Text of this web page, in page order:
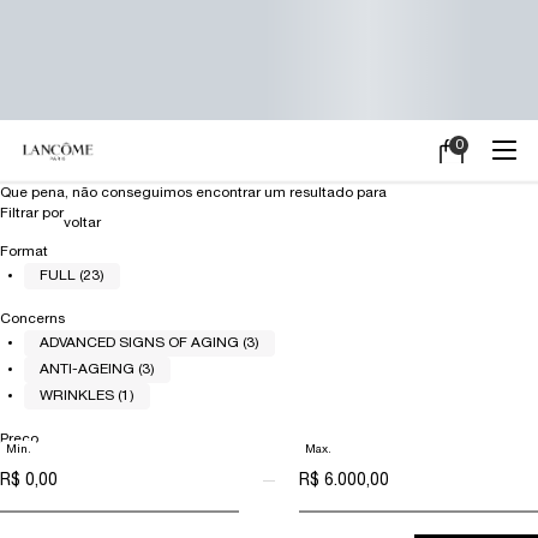
Meu
0
0 product in
Main content
Que pena, não conseguimos encontrar um resultado para
Refinements menu
Filtrar por
voltar
Format
FULL (23)
Concerns
ADVANCED SIGNS OF AGING (3)
ANTI-AGEING (3)
WRINKLES (1)
Preço
Min. Max.